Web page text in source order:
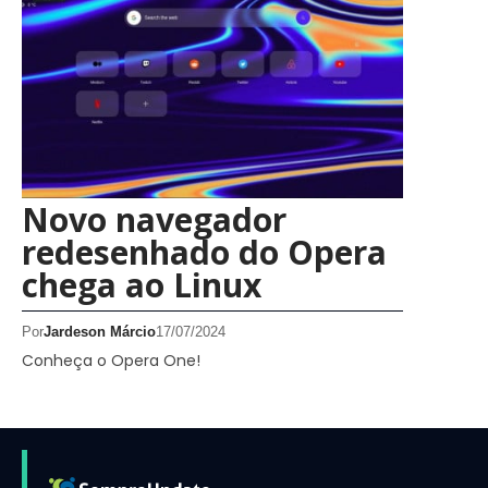
Novo navegador
redesenhado do Opera
chega ao Linux
PorJardeson Márcio17/07/2024
Conheça o Opera One!